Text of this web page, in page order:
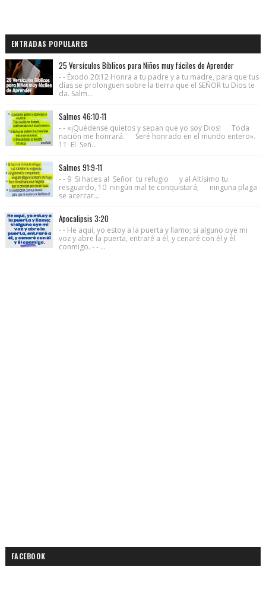
ENTRADAS POPULARES
25 Versículos Bíblicos para Niños muy fáciles de Aprender
- - Éxodo 20:12 Honra a tu padre y a tu madre, para que tus
días se prolonguen sobre la tierra que el SEÑOR tu Dios te
da. Salm...
Salmos 46:10-11
- - «¡Quédense quietos y sepan que yo soy Dios! Toda
nación me honrará. Seré honrado en el mundo entero».
11 El Señ...
Salmos 91:9-11
- - 9 Si haces al Señor tu refugio y al Altísimo tu
resguardo, 10 ningún mal te conquistará; ninguna plaga
se acercar...
Apocalipsis 3:20
- - He aquí, yo estoy a la puerta y llamo; si alguno oye mi
voz y abre la puerta, entraré a él, y cenaré con él y él
conmigo. - - ...
FACEBOOK